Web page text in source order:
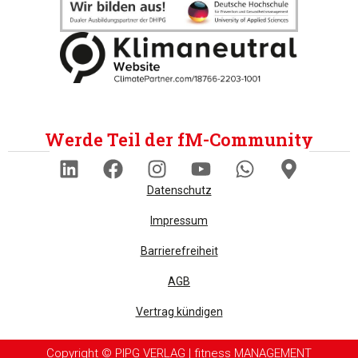
Auswahl erlauben
Alle ablehnen
Werde Teil der fM-Community
Datenschutz
Impressum
Barrierefreiheit
AGB
Vertrag kündigen
Copyright © PIPG VERLAG | fitness MANAGEMENT